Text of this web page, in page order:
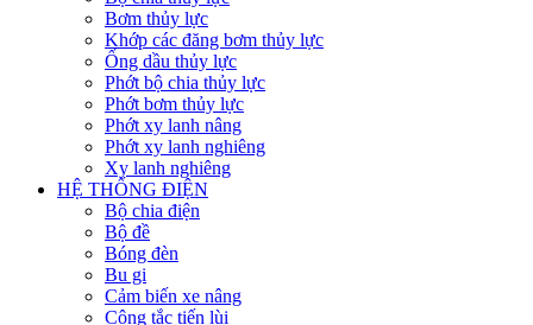
Bơm thủy lực
Khớp các đăng bơm thủy lực
Ống dầu thủy lực
Phớt bộ chia thủy lực
Phớt bơm thủy lực
Phớt xy lanh nâng
Phớt xy lanh nghiêng
Xy lanh nghiêng
HỆ THỐNG ĐIỆN
Bộ chia điện
Bộ đề
Bóng đèn
Bu gi
Cảm biến xe nâng
Công tắc tiến lùi